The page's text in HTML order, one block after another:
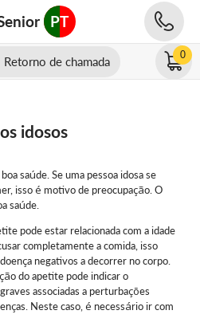
PT
Retorno de chamada 0
idosos
saúde. Se uma pessoa idosa se
isso é motivo de preocupação. O
saúde.
pode estar relacionada com a idade
completamente a comida, isso
negativos a decorrer no corpo.
do apetite pode indicar o
associadas a perturbações
Neste caso, é necessário ir com